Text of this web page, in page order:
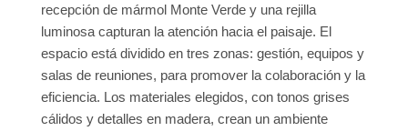
recepción de mármol Monte Verde y una rejilla
luminosa capturan la atención hacia el paisaje. El
espacio está dividido en tres zonas: gestión, equipos y
salas de reuniones, para promover la colaboración y la
eficiencia. Los materiales elegidos, con tonos grises
cálidos y detalles en madera, crean un ambiente